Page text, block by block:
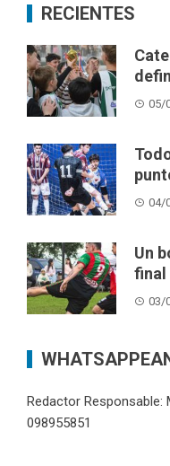
RECIENTES
05/
04/
Un
final
03/
Redactor Responsable:
098955851